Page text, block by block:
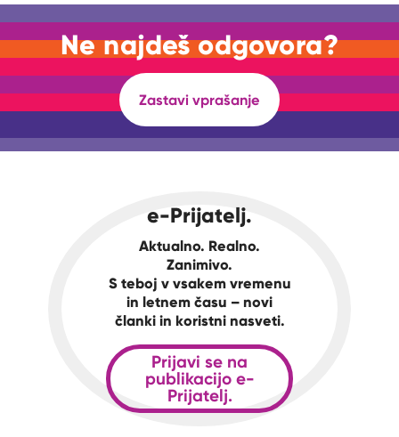
Ne najdeš odgovora?
Zastavi vprašanje
e-Prijatelj.
Aktualno. Realno.
Zanimivo.
S teboj v vsakem vremenu
in letnem času – novi
članki in koristni nasveti.
Prijavi se na
publikacijo e-
Prijatelj.